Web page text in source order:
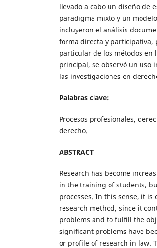
llevado a cabo un diseño de
paradigma mixto y un
incluyeron el análisis
forma directa y participativa,
particular de los métodos en
principal, se observó un uso
las investigaciones en
Palabras clave:
Procesos profesionales,
derecho.
ABSTRACT
Research has become
in the training of students,
processes. In this sense, it
research method, since it
problems and to fulfill the
significant problems have
or profile of research in law.